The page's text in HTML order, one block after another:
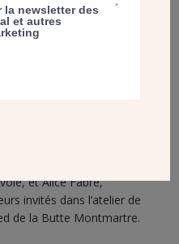
et Alice Fabre,
invités dans l’atelier de
de la Butte Montmartre.
la newsletter des
et autres
*